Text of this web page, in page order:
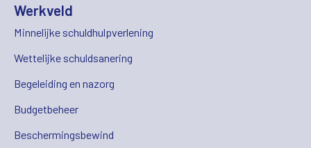
Werkveld
Minnelijke schuldhulpverlening
Wettelijke schuldsanering
Begeleiding en nazorg
Budgetbeheer
Beschermingsbewind